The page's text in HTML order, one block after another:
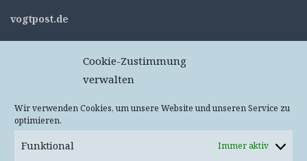
Cookie-Zustimmung
verwalten
Wir verwenden Cookies, um unsere Website und unseren Service zu
optimieren.
Funktional Immer aktiv
vogtpost.de
Kurt-Schumacher-Straße 76
67663 Kaiserslautern
Keine Pakete oder Päckchen – Annahme wird
verweigert!